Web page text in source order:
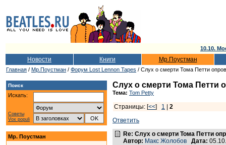
10.10.
Новости Книги Мр.Поустман
Главная / Мр.Поустман / Форум Lost Lennon Tapes / Слух о смерти Тома Петти
Поиск
Искать:
Советы
Vox populi
Мр. Поустман
Слух о смерти Тома
Тема: Tom Petty
Страницы: [<<] 1
2
Ответить
Re: Слух о смерти Тома Петти
Автор: Макс Жолобов Дата: